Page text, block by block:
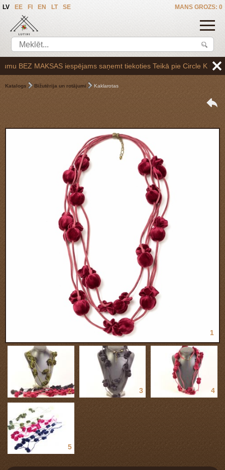
MANS GROZS: 0
LV EE FI EN LT SE
BEZ MAKSAS iespējams saņemt tiekoties Teikā pie Circle K
Katalogs Bižutērija un rotājumi Kaklarotas
1
2 3 4
5